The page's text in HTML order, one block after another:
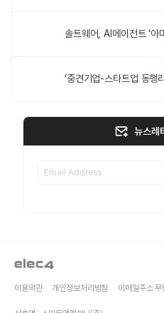
솔트웨어, AI에이전트 ‘아
‘중견기업-스타트업 동행
뉴스레
이용약관 개인정보처리방침 이메일주소